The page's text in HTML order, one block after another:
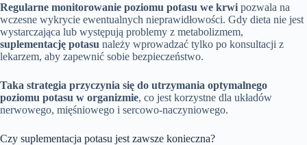
Regularne monitorowanie poziomu potasu we krwi pozwala na
wczesne wykrycie ewentualnych nieprawidłowości. Gdy dieta nie jest
wystarczająca lub występują problemy z metabolizmem,
suplementację potasu należy wprowadzać tylko po konsultacji z
lekarzem, aby zapewnić sobie bezpieczeństwo.
Taka strategia przyczynia się do utrzymania optymalnego
poziomu potasu w organizmie, co jest korzystne dla układów
nerwowego, mięśniowego i sercowo-naczyniowego.
Czy suplementacja potasu jest zawsze konieczna?